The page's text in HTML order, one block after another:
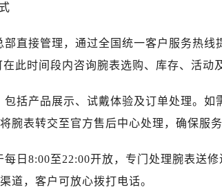
号万科金融中心C座12层1205室（需提前预
号恒隆广场写字楼1座11层1104室（需提
圆融广场写字楼16层1603室（需提前预约
号世界贸易大厦38层09室（需提前预约）
地王大厦12楼1224室（需提前预约）
号浦西万达中心写字楼A座7楼709室（需提
润大厦B座22层04室（需提前预约）
直接管理，通过全国统一客户服务热线
此时间段内咨询腕表选购、库存、活动
括产品展示、试戴体验及订单处理。如
腕表转交至官方售后中心处理，确保服务
日8:00至22:00开放，专门处理腕表送
道，客户可放心拨打电话。